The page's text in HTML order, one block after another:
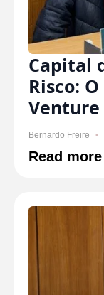
Capital
Risco:
Venture
Bernardo Freire
Read more